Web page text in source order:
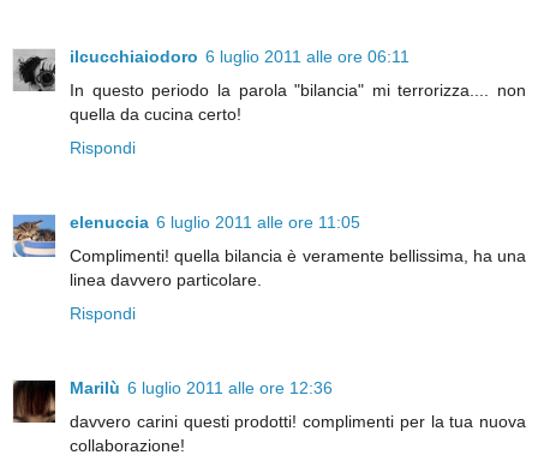
ilcucchiaiodoro 6 luglio 2011 alle ore 06:11
In questo periodo la parola "bilancia" mi terrorizza.... non
quella da cucina certo!
Rispondi
elenuccia 6 luglio 2011 alle ore 11:05
Complimenti! quella bilancia è veramente bellissima, ha una
linea davvero particolare.
Rispondi
Marilù 6 luglio 2011 alle ore 12:36
davvero carini questi prodotti! complimenti per la tua nuova
collaborazione!